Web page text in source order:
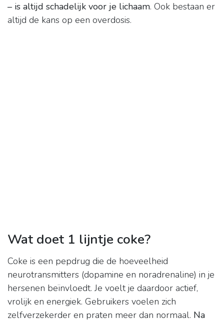
– is altijd schadelijk voor je lichaam. Ook bestaan er
altijd de kans op een overdosis.
Wat doet 1 lijntje coke?
Coke is een pepdrug die de hoeveelheid
neurotransmitters (dopamine en noradrenaline) in je
hersenen beïnvloedt. Je voelt je daardoor actief,
vrolijk en energiek. Gebruikers voelen zich
zelfverzekerder en praten meer dan normaal. Na